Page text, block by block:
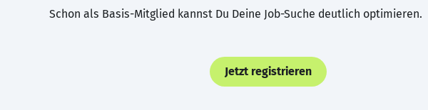
Schon als Basis-Mitglied kannst Du Deine Job-Suche deutlich optimieren.
Jetzt registrieren